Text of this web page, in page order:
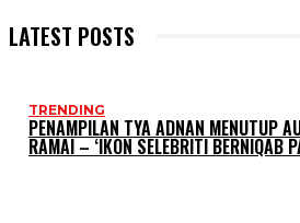
LATEST POSTS
TRENDING
PENAMPILAN TYA ADNAN MENUTUP
RAMAI – ‘IKON SELEBRITI BERNIQAB